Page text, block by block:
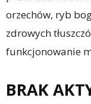
orzechów, ryb
zdrowych
funkcjonowanie
BRAK